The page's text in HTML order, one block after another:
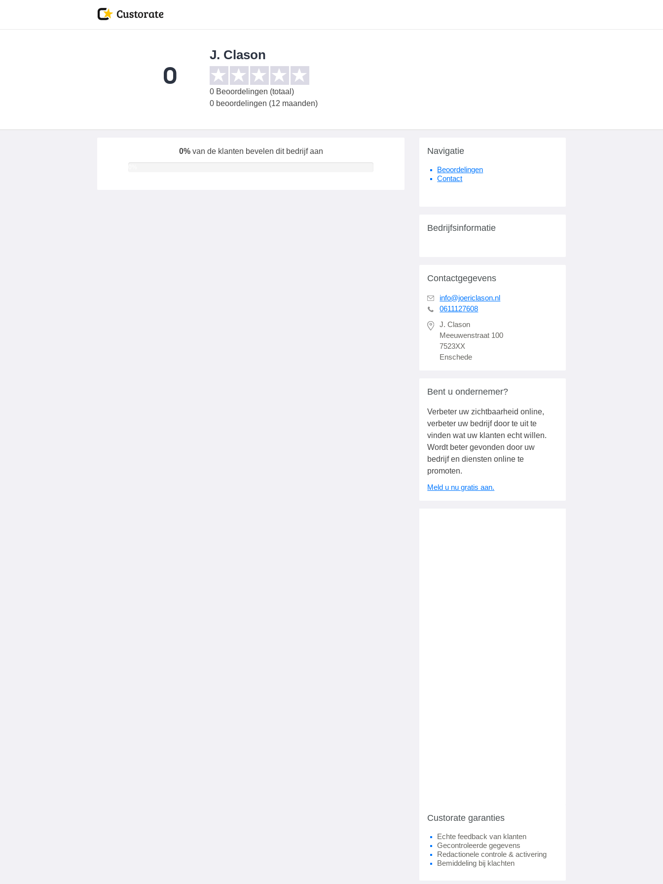
0
J. Clason
0Beoordelingen (totaal)
0 beoordelingen (12 maanden)
0%van de klanten bevelen dit bedrijf aan Navigatie
Beoordelingen
Contact
Bedrijfsinformatie
Contactgegevens
info@joericlason.nl
0611127608
J. Clason
Meeuwenstraat 100
7523XX
Enschede
Bent u ondernemer?
Verbeter uw zichtbaarheid online,
verbeter uw bedrijf door te uit te
vinden wat uw klanten echt willen.
Wordt beter gevonden door uw
bedrijf en diensten online te
promoten.
Meld u nu gratis aan.
Custorate garanties
Echte feedback van klanten
Gecontroleerde gegevens
Redactionele controle & activering
Bemiddeling bij klachten